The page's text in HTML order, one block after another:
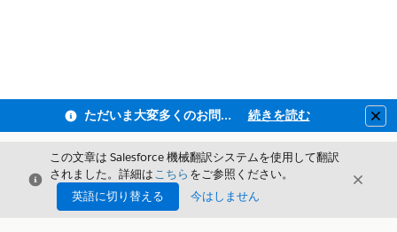
ただいま大変多くのお問い合わせをいただいており、ご連絡までにお時間を頂戴しております 続きを読む
閉じる
この文章は Salesforce 機械翻訳システムを使用して翻訳
されました。詳細はこちら をご参照ください。
英語に切り替える
今はしません
閉じる